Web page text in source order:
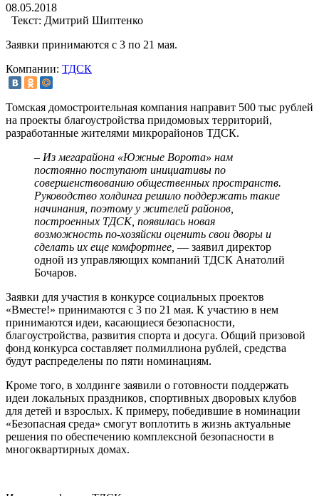
08.05.2018
Текст: Дмитрий Шиптенко
Заявки принимаются с 3 по 21 мая.
Компании: ТДСК
Томская домостроительная компания направит 500 тыс рублей
на проекты благоустройства придомовых территорий,
разработанные жителями микрорайонов ТДСК.
– Из мегарайона «Южные Ворота» нам
постоянно поступают инициативы по
совершенствованию общественных пространств.
Руководство холдинга решило поддержать такие
начинания, поэтому у жителей районов,
построенных ТДСК, появилась новая
возможность по-хозяйски оценить свои дворы и
сделать их еще комфортнее, — заявил директор
одной из управляющих компаний ТДСК Анатолий
Бочаров.
Заявки для участия в конкурсе социальных проектов
«Вместе!» принимаются с 3 по 21 мая. К участию в нем
принимаются идеи, касающиеся безопасности,
благоустройства, развития спорта и досуга. Общий призовой
фонд конкурса составляет полмиллиона рублей, средства
будут распределены по пяти номинациям.
Кроме того, в холдинге заявили о готовности поддержать
идеи локальных праздников, спортивных дворовых клубов
для детей и взрослых. К примеру, победившие в номинации
«Безопасная среда» смогут воплотить в жизнь актуальные
решения по обеспечению комплексной безопасности в
многоквартирных домах.